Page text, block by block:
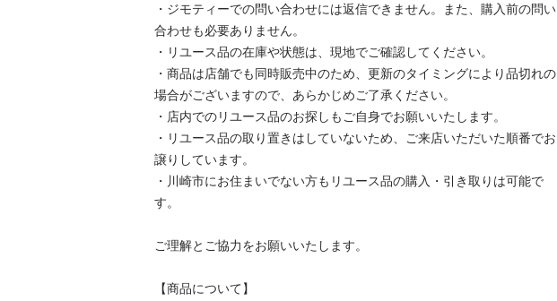
・ジモティーでの問い合わせには返信できません。また、購入前の問い
合わせも必要ありません。
・リユース品の在庫や状態は、現地でご確認してください。
・商品は店舗でも同時販売中のため、更新のタイミングにより品切れの
場合がございますので、あらかじめご了承ください。
・店内でのリユース品のお探しもご自身でお願いいたします。
・リユース品の取り置きはしていないため、ご来店いただいた順番でお
譲りしています。
・川崎市にお住まいでない方もリユース品の購入・引き取りは可能で
す。
ご理解とご協力をお願いいたします。
【商品について】